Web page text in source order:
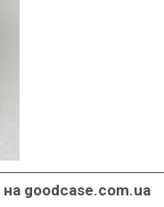
на goodcase.com.ua